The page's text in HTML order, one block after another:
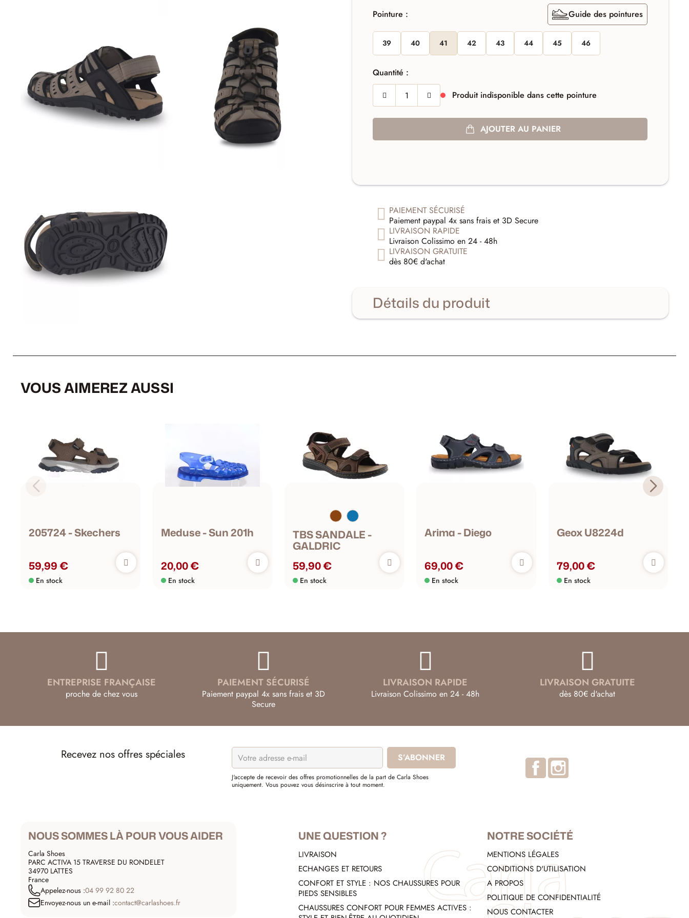
Pointure : Guide des pointures
39 40 41 42 43 44 45 46
Quantité :
Produit indisponible dans cette pointure
AJOUTER AU PANIER
PAIEMENT SÉCURISÉ
Paiement paypal 4x sans frais et 3D Secure
LIVRAISON RAPIDE
Livraison Colissimo en 24 - 48h
LIVRAISON GRATUITE
dès 80€ d'achat
Détails du produit
VOUS AIMEREZ AUSSI
205724 - Skechers
59,99 €
En stock
Meduse - Sun 201h
20,00 €
En stock
TBS SANDALE -
GALDRIC
59,90 €
En stock
Arima - Diego
69,00 €
En stock
Geox U8224d
79,00 €
En stock
ENTREPRISE FRANÇAISE
proche de chez vous
PAIEMENT SÉCURISÉ
Paiement paypal 4x sans frais et 3D
Secure
LIVRAISON RAPIDE
Livraison Colissimo en 24 - 48h
LIVRAISON GRATUITE
dès 80€ d'achat
Recevez nos offres spéciales
J'accepte de recevoir des offres promotionnelles de la part de Carla Shoes
uniquement. Vous pouvez vous désinscrire à tout moment.
Facebook
NOUS SOMMES LÀ POUR VOUS AIDER
Carla Shoes
PARC ACTIVA 15 TRAVERSE DU RONDELET
34970 LATTES
France
Appelez-nous :04 99 92 80 22
Envoyez-nous un e-mail :contact@carlashoes.fr
UNE QUESTION ?
LIVRAISON
ECHANGES ET RETOURS
CONFORT ET STYLE : NOS CHAUSSURES POUR
PIEDS SENSIBLES
CHAUSSURES CONFORT POUR FEMMES ACTIVES :
NOTRE SOCIÉTÉ
MENTIONS LÉGALES
CONDITIONS D'UTILISATION
A PROPOS
POLITIQUE DE CONFIDENTIALITÉ
NOUS CONTACTER